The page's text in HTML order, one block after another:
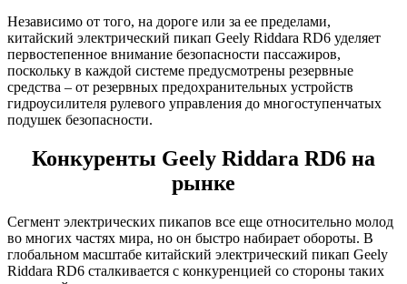
Независимо от того, на дороге или за ее пределами,
китайский электрический пикап Geely Riddara RD6 уделяет
первостепенное внимание безопасности пассажиров,
поскольку в каждой системе предусмотрены резервные
средства – от резервных предохранительных устройств
гидроусилителя рулевого управления до многоступенчатых
подушек безопасности.
Конкуренты Geely Riddara RD6 на
рынке
Сегмент электрических пикапов все еще относительно молод
во многих частях мира, но он быстро набирает обороты. В
глобальном масштабе китайский электрический пикап Geely
Riddara RD6 сталкивается с конкуренцией со стороны таких